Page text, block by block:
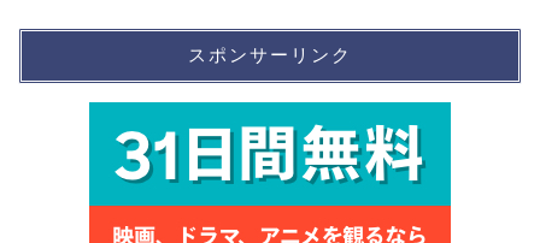
スポンサーリンク